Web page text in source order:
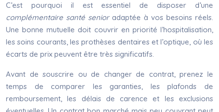
C’est pourquoi il est essentiel de disposer d’une
complémentaire santé senioradaptée à vos besoins réels.
Une bonne mutuelle doit couvrir en priorité l’hospitalisation,
les soins courants, les prothèses dentaires et l’optique, où les
écarts de prix peuvent être très significatifs.
Avant de souscrire ou de changer de contrat, prenez le
temps de comparer les garanties, les plafonds de
remboursement, les délais de carence et les exclusions